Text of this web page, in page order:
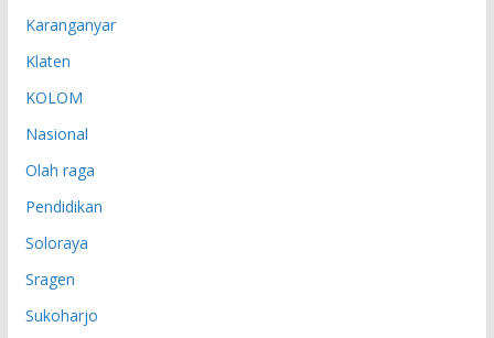
Karanganyar
Klaten
KOLOM
Nasional
Olah raga
Pendidikan
Soloraya
Sragen
Sukoharjo